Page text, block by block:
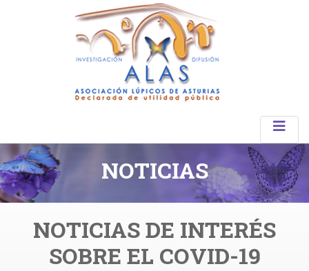
NOTICIAS
NOTICIAS DE INTERÉS
SOBRE EL COVID-19